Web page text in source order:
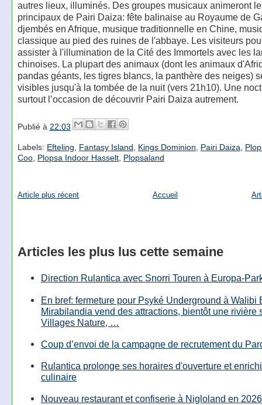
autres lieux, illuminés. Des groupes musicaux animeront
principaux de Pairi Daiza: fête balinaise au Royaume de
djembés en Afrique, musique traditionnelle en Chine,
classique au pied des ruines de l'abbaye. Les visiteurs
assister à l'illumination de la Cité des Immortels avec les
chinoises. La plupart des animaux (dont les animaux
pandas géants, les tigres blancs, la panthère des neiges)
visibles jusqu'à la tombée de la nuit (vers 21h10). Une
surtout l’occasion de découvrir Pairi Daiza autrement.
Publié à 22:03
Labels: Efteling Fantasy Island Kings Dominion Pairi Daiza
Coo, Plopsa Indoor Hasselt, Plopsaland
Article plus récent Accueil
Articles les plus lus cette semaine
Direction Rulantica avec Snorri Touren à Europa-
En bref: fermeture pour Psyké Underground à Walibi
Mirabilandia vend des attractions, bientôt une rivière
Villages Nature, …
Coup d’envoi de la campagne de recrutement du
Rulantica prolonge ses horaires d'ouverture et
culinaire
Nouveau restaurant et confiserie à Nigloland en 2026